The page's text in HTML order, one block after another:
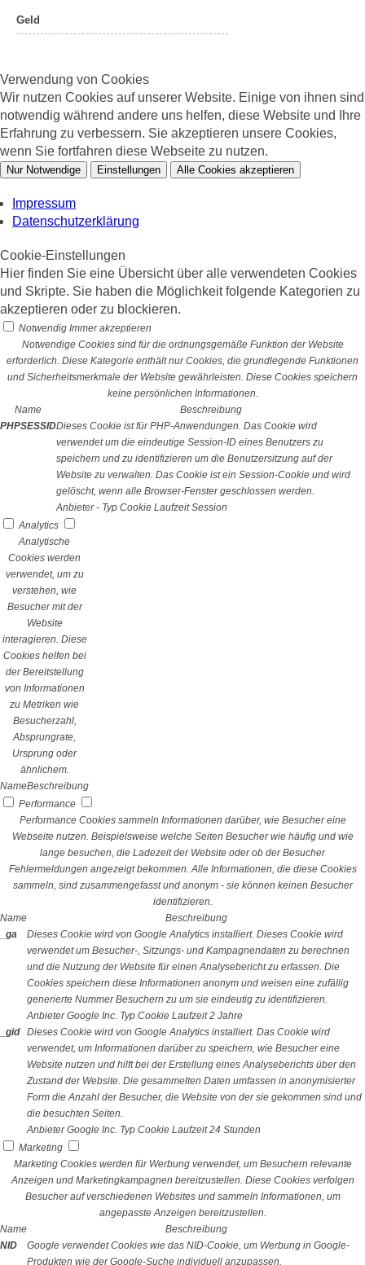
Geld
Verwendung von Cookies
Wir nutzen Cookies auf unserer Website. Einige von ihnen sind
notwendig während andere uns helfen, diese Website und Ihre
Erfahrung zu verbessern. Sie akzeptieren unsere Cookies,
wenn Sie fortfahren diese Webseite zu nutzen.
Nur Notwendige Einstellungen Alle Cookies akzeptieren
Impressum
Datenschutzerklärung
Cookie-Einstellungen
Hier finden Sie eine Übersicht über alle verwendeten Cookies
und Skripte. Sie haben die Möglichkeit folgende Kategorien zu
akzeptieren oder zu blockieren.
Notwendig Immer akzeptieren
Notwendige Cookies sind für die ordnungsgemäße Funktion der Website
erforderlich. Diese Kategorie enthält nur Cookies, die grundlegende Funktionen
und Sicherheitsmerkmale der Website gewährleisten. Diese Cookies speichern
keine persönlichen Informationen.
Name
Beschreibung
PHPSESSIDDieses Cookie ist für PHP-Anwendungen. Das Cookie wird
verwendet um die eindeutige Session-ID eines Benutzers zu
speichern und zu identifizieren um die Benutzersitzung auf der
Website zu verwalten. Das Cookie ist ein Session-Cookie und wird
gelöscht, wenn alle Browser-Fenster geschlossen werden.
Anbieter - Typ Cookie Laufzeit Session
Analytics
Analytische
Cookies werden
verwendet, um zu
verstehen, wie
Besucher mit der
Website
interagieren. Diese
Cookies helfen bei
der Bereitstellung
von Informationen
zu Metriken wie
Besucherzahl,
Absprungrate,
Ursprung oder
ähnlichem.
NameBeschreibung
Performance
Performance Cookies sammeln Informationen darüber, wie Besucher eine
Webseite nutzen. Beispielsweise welche Seiten Besucher wie häufig und wie
lange besuchen, die Ladezeit der Website oder ob der Besucher
Fehlermeldungen angezeigt bekommen. Alle Informationen, die diese Cookies
sammeln, sind zusammengefasst und anonym - sie können keinen Besucher
identifizieren.
Name
Beschreibung
_ga
Dieses Cookie wird von Google Analytics installiert. Dieses Cookie wird
verwendet um Besucher-, Sitzungs- und Kampagnendaten zu berechnen
und die Nutzung der Website für einen Analysebericht zu erfassen. Die
Cookies speichern diese Informationen anonym und weisen eine zufällig
generierte Nummer Besuchern zu um sie eindeutig zu identifizieren.
Anbieter Google Inc. Typ Cookie Laufzeit 2 Jahre
_gid
Dieses Cookie wird von Google Analytics installiert. Das Cookie wird
verwendet, um Informationen darüber zu speichern, wie Besucher eine
Website nutzen und hilft bei der Erstellung eines Analyseberichts über den
Zustand der Website. Die gesammelten Daten umfassen in anonymisierter
Form die Anzahl der Besucher, die Website von der sie gekommen sind und
die besuchten Seiten.
Anbieter Google Inc. Typ Cookie Laufzeit 24 Stunden
Marketing
Marketing Cookies werden für Werbung verwendet, um Besuchern relevante
Anzeigen und Marketingkampagnen bereitzustellen. Diese Cookies verfolgen
Besucher auf verschiedenen Websites und sammeln Informationen, um
angepasste Anzeigen bereitzustellen.
Name
Beschreibung
NID
Google verwendet Cookies wie das NID-Cookie, um Werbung in Google-
Produkten wie der Google-Suche individuell anzupassen.